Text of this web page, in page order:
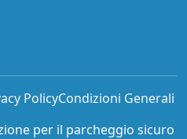
PolicyCondizioni Generali
per il parcheggio sicuro